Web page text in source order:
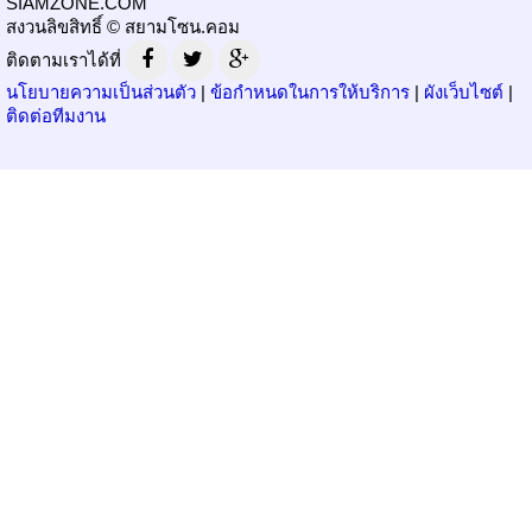
สงวนลิขสิทธิ์ © สยามโซน.คอม
ติดตามเราได้ที่
นโยบายความเป็นส่วนตัว | ข้อกำหนดในการให้บริการ | ผังเว็บไซต์ |
ติดต่อทีมงาน